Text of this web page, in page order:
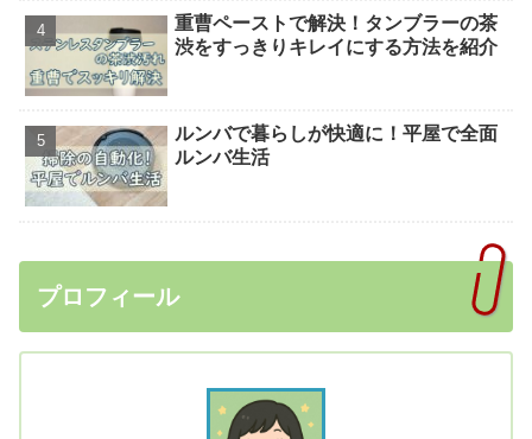
重曹ペーストで解決！タンブラーの茶
渋をすっきりキレイにする方法を紹介
ルンバで暮らしが快適に！平屋で全面
ルンバ生活
プロフィール